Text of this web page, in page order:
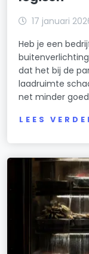
17 januari
Heb je een
buitenverlichting
dat het bij de
laadruimte
net minder
LEES